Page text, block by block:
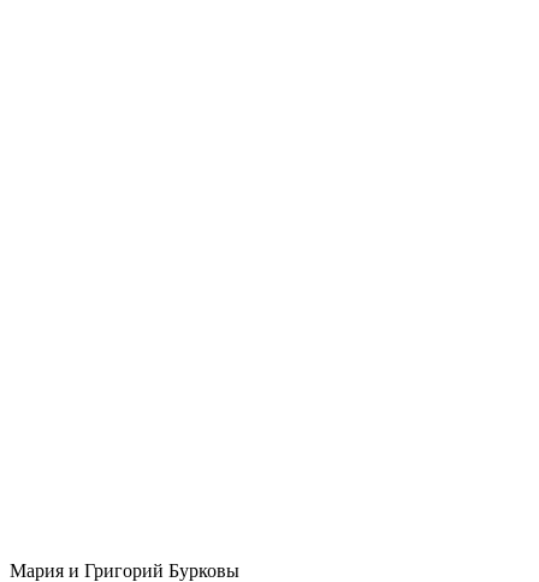
Мария и Григорий Бурковы